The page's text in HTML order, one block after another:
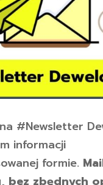
na #Newsletter
informacji
formie.
bez zbędnych